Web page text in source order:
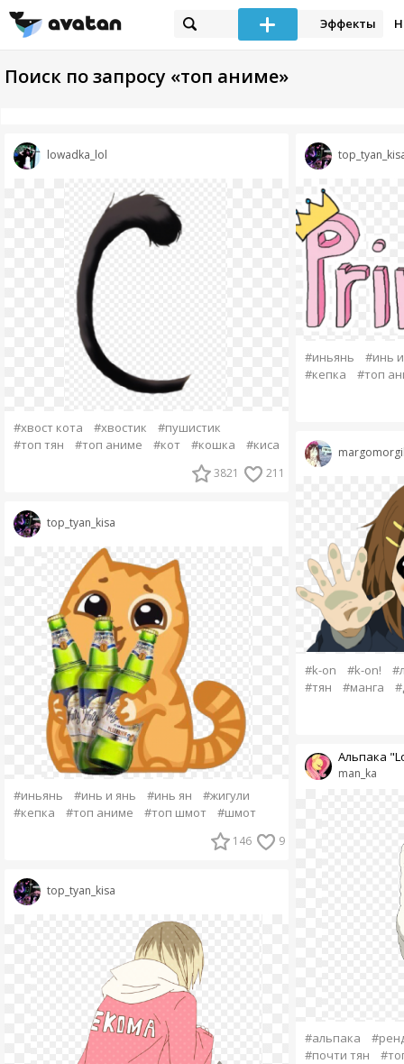
Эффекты
Поиск по запросу «топ аниме»
lowadka_lol
#хвост кота #хвостик
#пушистик
#топ тян
#топ аниме #кот #кошка #киса
3821 211
top_tyan_kisa
#иньянь #инь и янь #инь ян
#жигули
#кепка
#топ аниме #топ шмот #шмот
146 9
top_tyan_kisa
#иньянь
#инь
#кепка
#топ
#k-on #k-on!
#тян
#манга
man_ka
Альпака
#альпака
#почти тян